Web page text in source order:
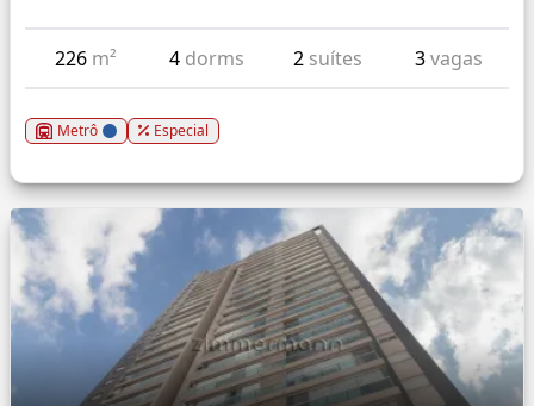
226 m² 4 dorms 2 suítes 3vagas
Metrô Especial